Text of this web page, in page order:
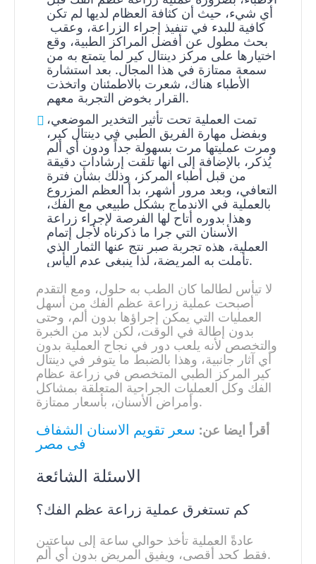
أي شيء، حيث أن كثافة العظام لديها لم تكن
كافية للبدء في تنفيذ إجراء الزراعة، وعقب
بحث مطول عن أفضل المراكز الطبية، وقع
اختيارها على مركز دينتال كير لما يتمتع به من
سمعة ممتازة في هذا المجال. بعد استشارة
الأطباء هناك، شعرت بالاطمئنان واتخذت
القرار بخوض التجربة معهم.
تمت العملية تحت تأثير التخدير الموضعي،
وبفضل مهارة الفريق الطبي في دينتال كير،
ومرت عمليتها مرت بسهولة جداً ودون أي ألم
يُذكر، بالإضافة إلى انها تلقت إرشادات دقيقة
من قبل أطباء المركز، وذلك بشأن فترة
التعافي، وبعد مرور أشهر، بدأ العظم المزروع
بالعملية في الاندماج بشكل طبيعي مع الفك،
وهذا بدوره أتاح لها الفرصة لإجراء زراعة
الأسنان التي جرا ما ذكرناه لأجل إتمام
العملية، هذه تجربة صبر نتج عنها الثمار الذي
تأملت به المريضة، لذا ينبغي عدم اليأس.
لا تيأس لطالما كان الطب به حلول، ومع التقدم
أصبحت عملية زراعة عظم الفك من أسهل
العمليات التي يمكن إجراؤها بدون ألم، وحتى
بدون إطالة في الوقت، لكن لابد من الخبرة
والتخصص لأنه يلعب دور في نجاح العملية بدون
أي آثار جانبية، وهذا بالضبط ما يتوفر في دينتال
كير المركز الطبي المتخصص في زراعة عظام
الفك وكل العمليات الجراحية المتعلقة بمشاكل
وأمراض الأسنان، بأسعار ممتازة.
أقرأ ايضا عن: سعر تقويم الاسنان الشفاف
فى مصر
الاسئلة الشائعة
كم تستغرق عملية زراعة عظم الفك؟
عادةً العملية تأخذ حوالي ساعة إلى ساعتين
فقط كحد أقصى، ويفيق المريض بدون أي ألم.